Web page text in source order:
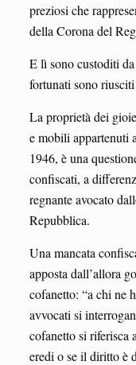
preziosi che
della Corona del
E lì sono custoditi
fortunati sono
La proprietà dei
e mobili appartenuti
1946, è una
confiscati, a
regnante avocato
Repubblica.
Una mancata
apposta dall’allora
cofanetto: “a chi ne
avvocati si
cofanetto si riferisca
eredi o se il diritto è